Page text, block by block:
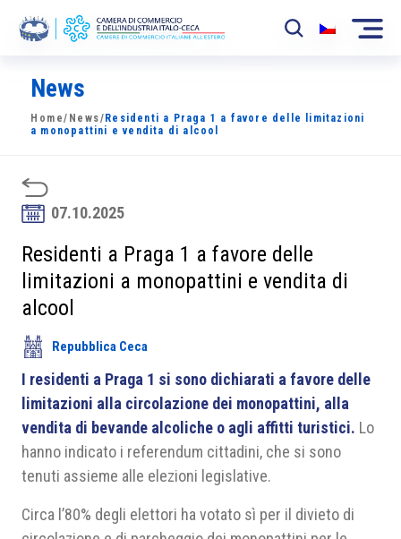
La Camera
News
Sviluppo Mercato
Soci
Partner
Area riservata
News
Home/ News/ Residenti a Praga 1 a favore delle limitazioni
a monopattini e vendita di alcool
07.10.2025
Residenti a Praga 1 a favore delle
limitazioni a monopattini e vendita di
alcool
Repubblica Ceca
I residenti a Praga 1 si sono dichiarati a favore delle
limitazioni alla circolazione dei monopattini, alla
vendita di bevande alcoliche o agli affitti turistici. Lo
hanno indicato i referendum cittadini, che si sono
tenuti assieme alle elezioni legislative.
Circa l’80% degli elettori ha votato sì per il divieto di